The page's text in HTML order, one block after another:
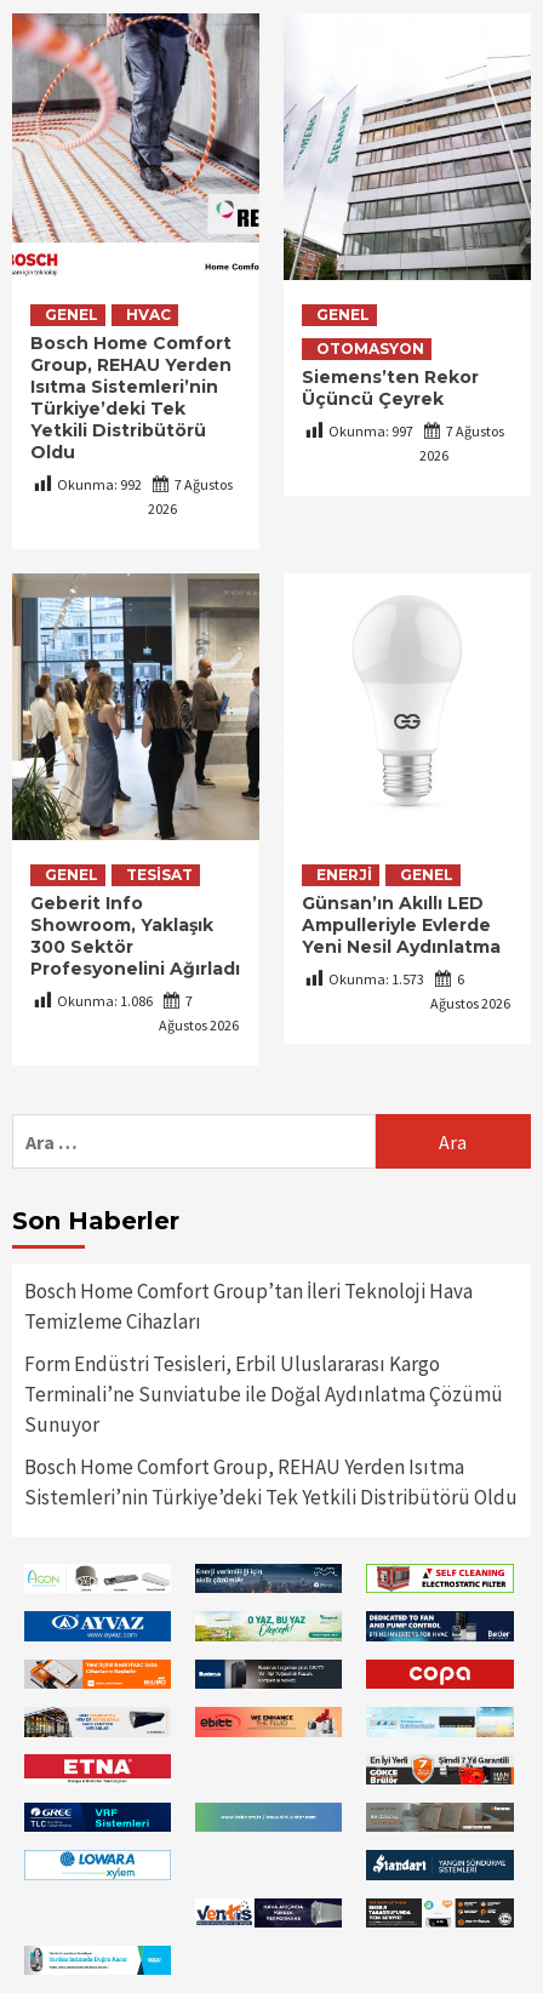
GENEL HVAC
Bosch Home Comfort
Group, REHAU Yerden
Isıtma Sistemleri’nin
Türkiye’deki Tek
Yetkili Distribütörü
Oldu
Okunma: 992
7 Ağustos
2026
GENEL
OTOMASYON
Siemens’ten Rekor
Üçüncü Çeyrek
Okunma: 997
7 Ağustos
2026
GENEL TESISAT
Geberit Info
Showroom, Yaklaşık
300 Sektör
Profesyonelini Ağırladı
Okunma: 1.086
7
Ağustos 2026
ENERJI GENEL
Günsan’ın Akıllı LED
Ampulleriyle Evlerde
Yeni Nesil Aydınlatma
Okunma: 1.573
6
Ağustos 2026
Son Haberler
Bosch Home Comfort Group’tan İleri Teknoloji Hava
Temizleme Cihazları
Form Endüstri Tesisleri, Erbil Uluslararası Kargo
Terminali’ne Sunviatube ile Doğal Aydınlatma Çözümü
Sunuyor
Bosch Home Comfort Group, REHAU Yerden Isıtma
Sistemleri’nin Türkiye’deki Tek Yetkili Distribütörü Oldu